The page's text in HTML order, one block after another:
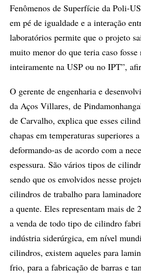
Fenômenos de Superfície da Poli-
em pé de igualdade e a interação
laboratórios permite que o projeto
muito menor do que teria caso fosse
inteiramente na USP ou no IPT”,
O gerente de engenharia e
da Aços Villares, de
de Carvalho, explica que esses
chapas em temperaturas superiores
deformando-as de acordo com a
espessura. São vários tipos de
sendo que os envolvidos nesse
cilindros de trabalho para
a quente. Eles representam mais de
a venda de todo tipo de cilindro
indústria siderúrgica, em nível
cilindros, existem aqueles para
frio, para a fabricação de barras e